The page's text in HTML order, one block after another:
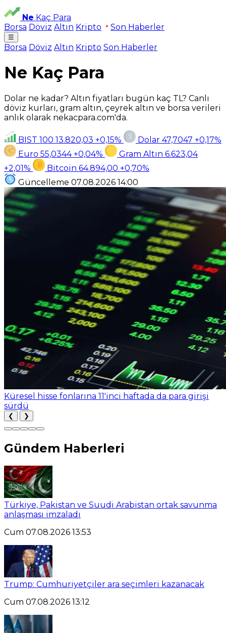
Ne Kaç Para
Borsa Döviz Altın Kripto Son Haberler
☰
Borsa Döviz Altın Kripto Son Haberler
Ne Kaç Para
Dolar ne kadar? Altın fiyatları bugün kaç TL? Canlı
döviz kurları, gram altın, çeyrek altın ve borsa verileri
anlık olarak nekacpara.com'da.
BIST 100 13.820,03 +0,15% Dolar 47,7047 +0,17%
Euro 55,0344 +0,04% Gram Altın 6.623,04
+2,01%
Bitcoin 64.894,00 +0,70%
Güncelleme 07.08.2026 14:00
Küresel hisse fonlarına 11'inci haftada da para girişi
sürdü
❮ ❯
Gündem Haberleri
Türkiye, Pakistan ve Suudi Arabistan ortak savunma
anlaşması imzaladı
Cum 07.08.2026 13:53
Trump: Cumhuriyetçiler ara seçimleri kazanacak
Cum 07.08.2026 13:12